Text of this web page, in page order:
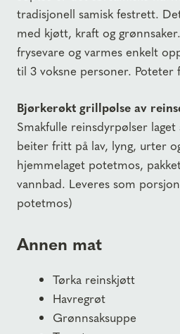
tradisjonell samisk festrett.
med kjøtt, kraft og
frysevare og varmes enkelt
til 3 voksne personer. Poteter
Bjørkerøkt grillpølse av
Smakfulle reinsdyrpølser
beiter fritt på lav, lyng, urter
hjemmelaget potetmos,
vannbad. Leveres som
potetmos)
Annen mat
Tørka reinskjøtt
Havregrøt
Grønnsaksuppe